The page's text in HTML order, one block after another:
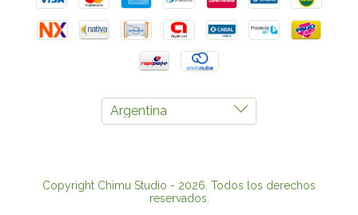
Copyright Chimu Studio - 2026. Todos los derechos
reservados.